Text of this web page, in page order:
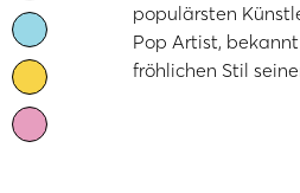
populärsten
Pop Artist,
fröhlichen Stil